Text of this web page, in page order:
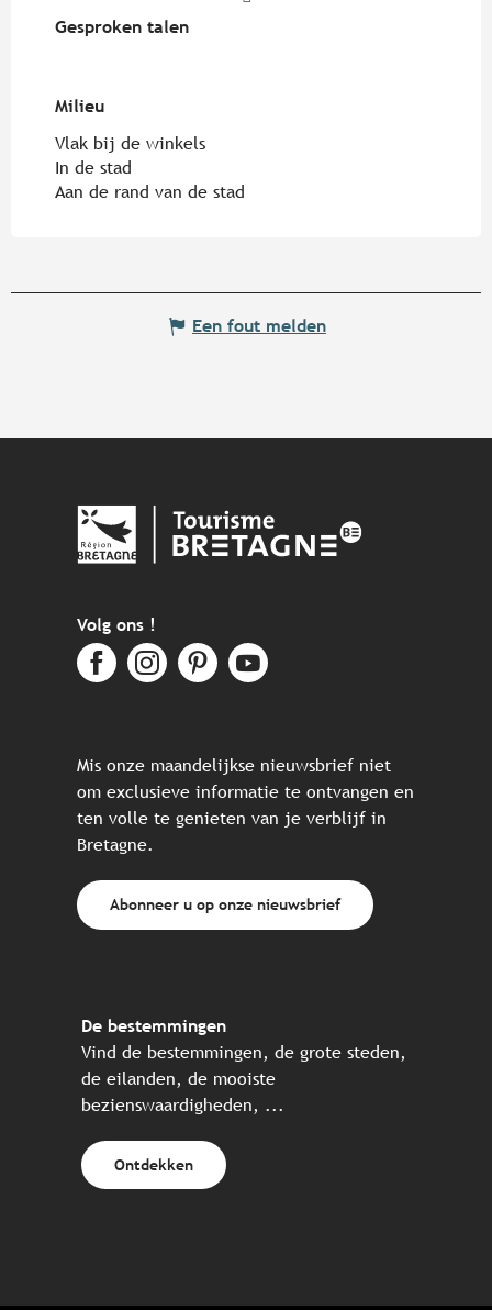
Gesproken talen
Gesproken talen
Milieu
Milieu
Vlak bij de winkels
In de stad
Aan de rand van de stad
Een fout melden
Volg ons !
Mis onze maandelijkse nieuwsbrief niet
om exclusieve informatie te ontvangen en
ten volle te genieten van je verblijf in
Bretagne.
Abonneer u op onze nieuwsbrief
De bestemmingen
Vind de bestemmingen, de grote steden,
de eilanden, de mooiste
bezienswaardigheden, ...
Ontdekken